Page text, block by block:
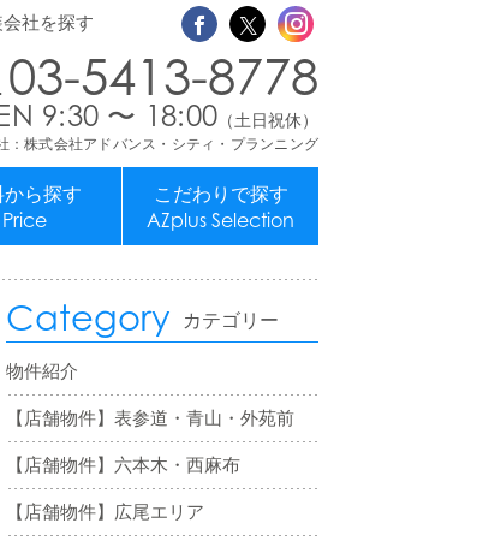
社を探す
から探す
Price
こだわりで探す
AZplus Selection
03-5413-8778
9:30 〜 18:00 （土日祝休）
：株式会社アドバンス・シティ・プランニング
Category カテゴリー
物件紹介
【店舗物件】表参道・青山・外苑前
【店舗物件】六本木・西麻布
【店舗物件】広尾エリア